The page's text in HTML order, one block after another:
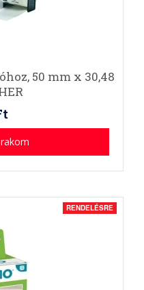
50 mm x 30,48
RENDELÉSRE